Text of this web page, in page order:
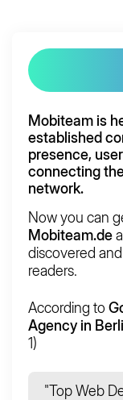
Mobiteam is
established
presence,
connecting
network.
Now you can
Mobiteam.de
discovered
readers.
According to
Agency in
1)
"Top Web